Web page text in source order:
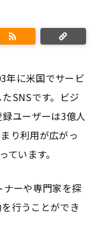
年に米国でサービ
SNSです。ビジ
ユーザーは3億人
り利用が広がっ
います。
ナーや専門家を探
行うことができ